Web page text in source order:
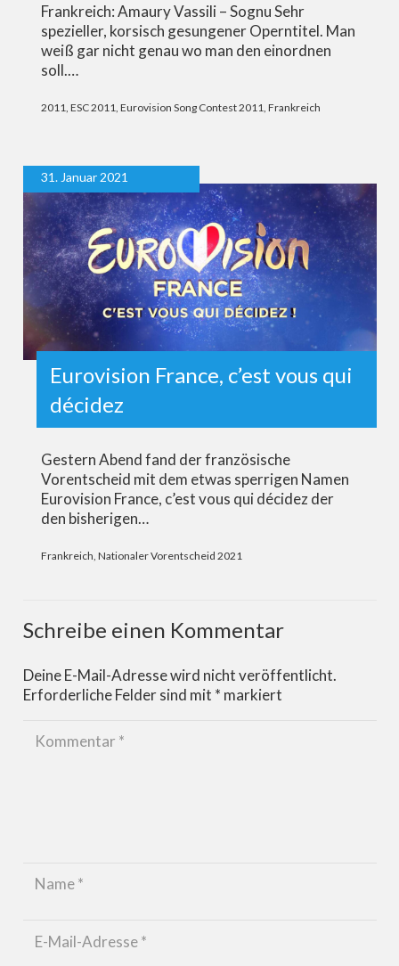
Frankreich: Amaury Vassili – Sognu Sehr
spezieller, korsisch gesungener Operntitel. Man
weiß gar nicht genau wo man den einordnen
soll.…
2011 ESC 2011 Eurovision Song Contest 2011 Frankreich
31. Januar 2021
Eurovision France, c’est vous qui
décidez
Gestern Abend fand der französische
Vorentscheid mit dem etwas sperrigen Namen
Eurovision France, c’est vous qui décidez der
den bisherigen…
Frankreich, Nationaler Vorentscheid 2021
Schreibe einen Kommentar
Deine E-Mail-Adresse wird nicht veröffentlicht.
Erforderliche Felder sind mit * markiert